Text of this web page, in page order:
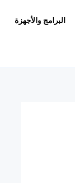
البرامج والأجهزة